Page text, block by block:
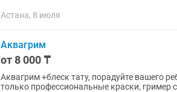
Астана, 8 июля
Аквагрим
от 8 000 ₸
Аквагрим +блеск тату, порадуйте вашего
только профессиональные краски, гример